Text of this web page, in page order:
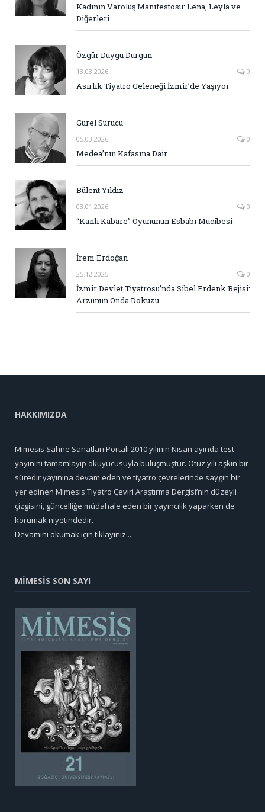
Kadının Varoluş Manifestosu: Lena, Leyla ve
Diğerleri
Özgür Duygu Durgun
13.03.2026 0
Asırlık Tiyatro Geleneği İzmir’de Yaşıyor
Gürel Sürücü
05.03.2026 0
Medea’nın Kafasına Dair
Bülent Yıldız
03.01.2026 0
“Kanlı Kabare” Oyununun Esbabı Mucibesi
İrem Erdoğan
25.12.2025 0
İzmir Devlet Tiyatrosu’nda Sibel Erdenk Rejisi:
Arzunun Onda Dokuzu
HAKKIMIZDA
Mimesis Sahne Sanatları Portali 2010 yılının Nisan ayında test
yayınını tamamlayıp okuyucusuyla buluşmuştur. Otuz yılı aşkın bir
süredir yayınına devam eden ve tiyatro çevrelerinde saygın bir
yer edinen Mimesis Tiyatro Çeviri Araştırma Dergisi’nin düzeyli
çizgisini, güncelliğe müdahale eden bir yayıncılık yaparken de
korumak niyetindedir.
Devamını okumak için tıklayınız...
MİMESİS SON SAYI